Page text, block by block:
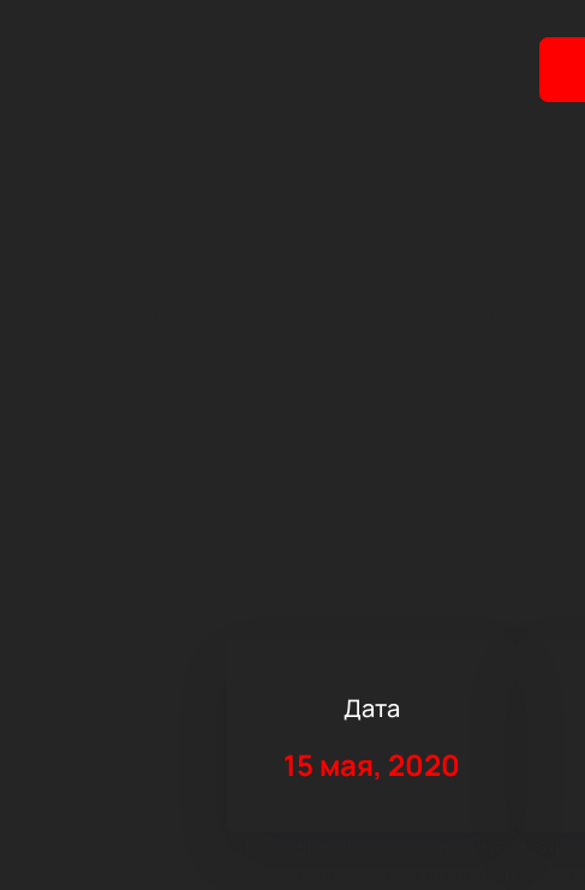
Дата
15 мая, 2020